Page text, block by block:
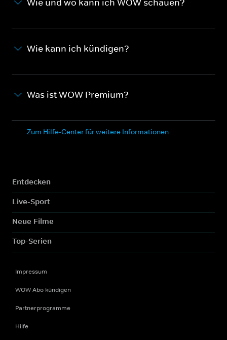
Wie und wo kann ich WOW schauen?
Wie kann ich kündigen?
Was ist WOW Premium?
Zum Hilfe-Center für weitere Informationen
Entdecken
Live-Sport
Neue Filme
Top-Serien
Impressum
WOW Abo kündigen
Partnerprogramme
Hilfe